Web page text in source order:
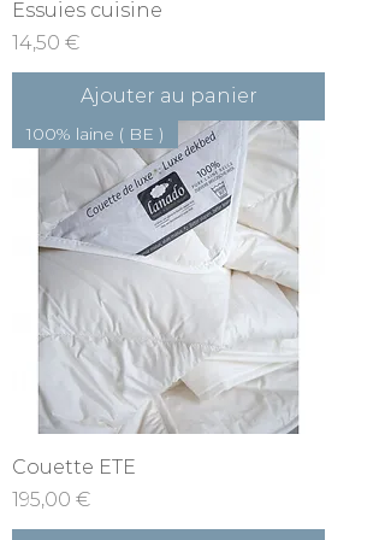
Essuies cuisine
Prix
14,50 €
Ajouter au panier
100% laine ( BE )
Couette ETE
Prix
195,00 €